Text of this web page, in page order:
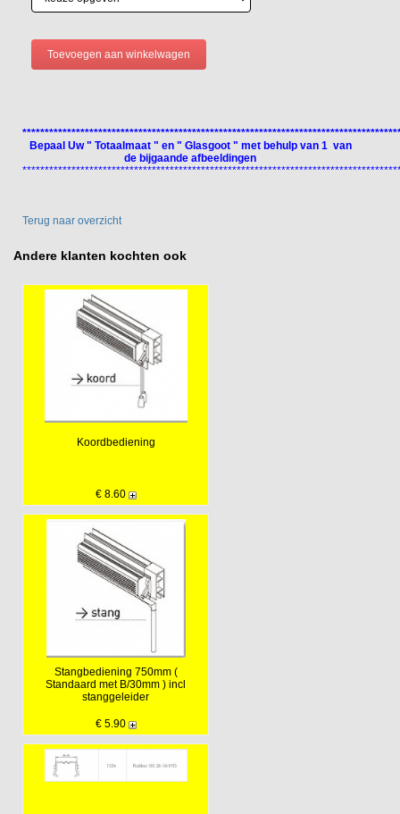
Bepaal Uw " Totaalmaat " en " Glasgoot " met behulp van 1 van
de bijgaande afbeeldingen
Terug naar overzicht
Andere klanten kochten ook
Koordbediening
€ 8.60
Stangbediening 750mm (
Standaard met B/30mm ) incl
stanggeleider
€ 5.90